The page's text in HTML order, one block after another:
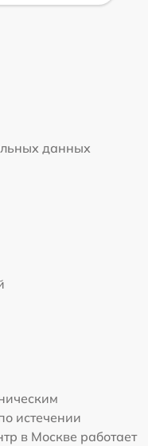
данных
истечении
в Москве работает